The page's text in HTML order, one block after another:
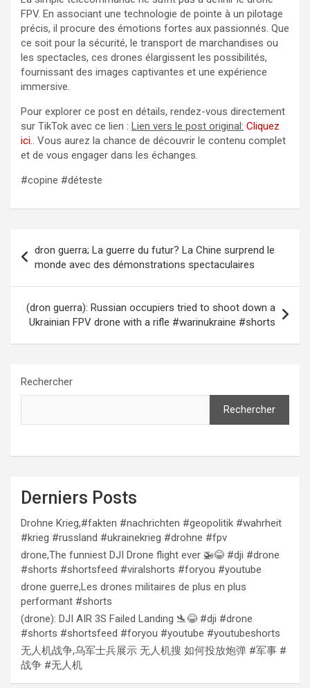
FPV. En associant une technologie de pointe à un pilotage
précis, il procure des émotions fortes aux passionnés. Que
ce soit pour la sécurité, le transport de marchandises ou
les spectacles, ces drones élargissent les possibilités,
fournissant des images captivantes et une expérience
immersive.
Pour explorer ce post en détails, rendez-vous directement
sur TikTok avec ce lien : Lien vers le post original: Cliquez
ici.. Vous aurez la chance de découvrir le contenu complet
et de vous engager dans les échanges.
#copine #déteste
de
l’article
dron guerra; La guerre du futur? La Chine surprend le
monde avec des démonstrations spectaculaires
(dron guerra): Russian occupiers tried to shoot down a
Ukrainian FPV drone with a rifle #warinukraine #shorts
Rechercher
Rechercher
Derniers Posts
Drohne Krieg,#fakten #nachrichten #geopolitik #wahrheit
#krieg #russland #ukrainekrieg #drohne #fpv
drone,The funniest DJI Drone flight ever 🚁😂 #dji #drone
#shorts #shortsfeed #viralshorts #foryou #youtube
drone guerre,Les drones militaires de plus en plus
performant #shorts
(drone): DJI AIR 3S Failed Landing 🛬😂 #dji #drone
#shorts #shortsfeed #foryou #youtube #youtubeshorts
无人机战争,乌军士兵展示 无人机搜 如何投放炮弹 #军事 #
战争 #无人机